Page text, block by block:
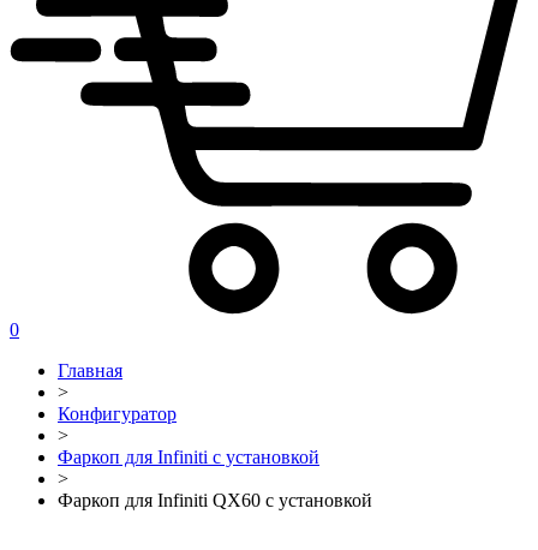
0
Главная
>
Конфигуратор
>
Фаркоп для Infiniti с установкой
>
Фаркоп для Infiniti QX60 с установкой